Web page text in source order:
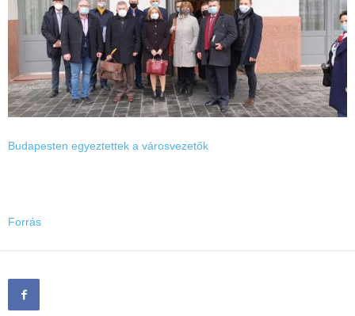
Budapesten egyeztettek a városvezetők
Forrás